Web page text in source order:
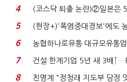
플러스 사태 여파...
4
(코스닥 퇴출 논란)②일본은
려주는데 우리는 ...
5
(현장+)'폭염중대경보'에도
노동자는 강행군…'야...
6
농협하나로유통 대규모유통
적발…공정위, 과...
7
건설 한계기업 5년 새 3배
침체에 재무 ...
8
친명계 "정청래 지도부 당정